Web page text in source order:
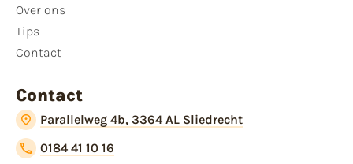
Over ons
Tips
Contact
Contact
Parallelweg 4b, 3364 AL Sliedrecht
0184 41 10 16